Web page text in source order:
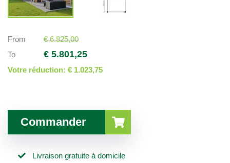
From
€ 6.825,00
To
€ 5.801,25
Votre réduction: € 1.023,75
Commander
Livraison gratuite à domicile